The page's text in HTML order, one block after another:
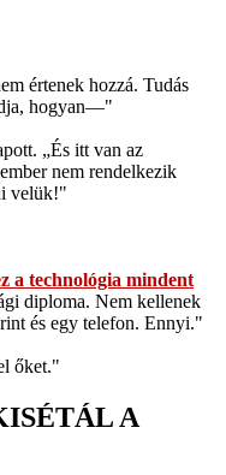
értenek hozzá. Tudás
hogyan—"
„És itt van az
nem rendelkezik
velük!"
a technológia mindent
diploma. Nem kellenek
és egy telefon. Ennyi."
őket."
A